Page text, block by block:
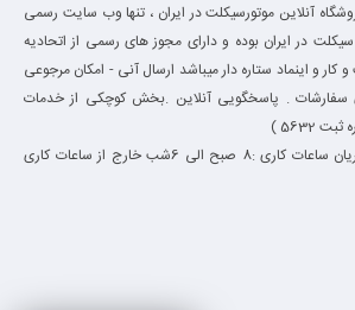
آنلاین موتورسیکلت در ایران ، تنها وب سایت رسمی
در ایران بوده و دارای مجوز های رسمی از اتحادیه
و اینماد ستاره دار میباشد ارسال آنی - امکان مرجوعی
سفارشات . پاسخگویی آنلاین .بخش کوچکی از خدمات
5632 )
02191030545 : امور مشتریان ساعات کاری :8 صبح الی 6شب خارج از ساعات کاری